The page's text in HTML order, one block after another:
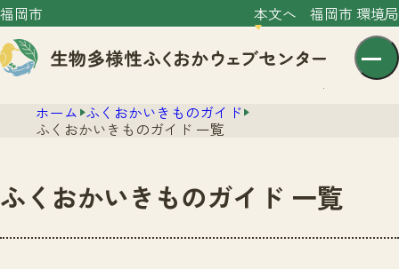
福岡市 本文へ 福岡市 環境局
センター紹介
ホーム ふくおかいきものガイド
ふくおかいきものガイド 一覧
ふくおかいきものガイド 一覧